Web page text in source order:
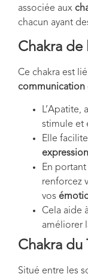
associée aux
chacun ayant
Chakra de
Ce chakra est lié
communication
L’Apatite,
stimule et
Elle
En
renforcez
vos
Cela aide
améliorer
Chakra
Situé entre les